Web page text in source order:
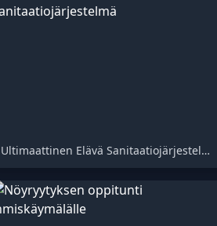
Ultimaattinen Elävä Sanitaatiojärjestelmä